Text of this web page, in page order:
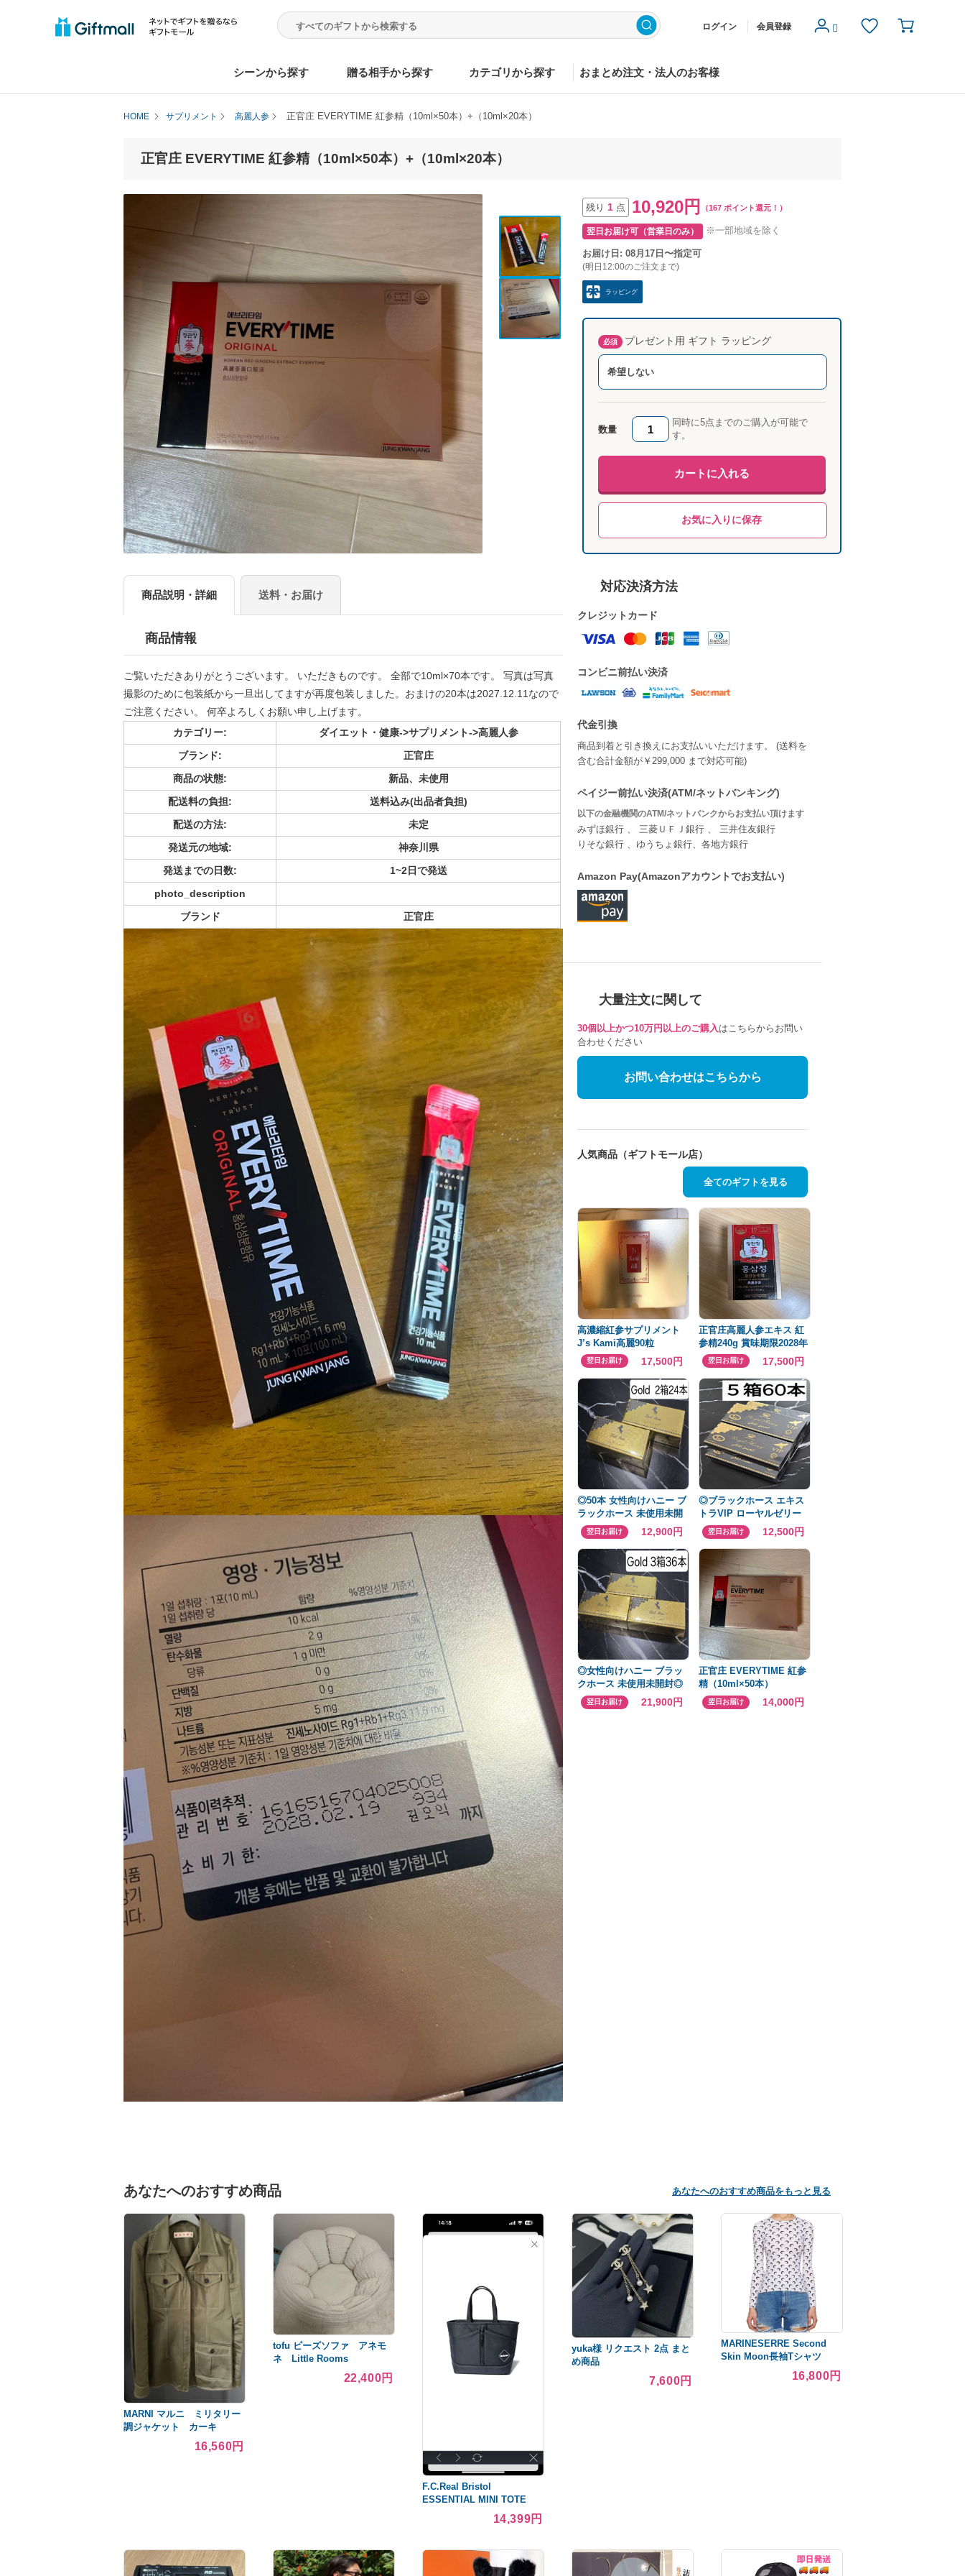
ログイン 会員登録
シーンから探す 贈る相手から探す カテゴリから探す おまとめ注文・法人のお客様
HOME サプリメント 高麗人参 正官庄 EVERYTIME 紅参精（10ml×50本）+（10ml×20本）
正官庄 EVERYTIME 紅参精（10ml×50本）+（10ml×20本）
商品説明・詳細 送料・お届け
商品情報
ご覧いただきありがとうございます。 いただきものです。 全部で10ml×70本です。 写真は写真
撮影のために包装紙から一旦出してますが再度包装しました。おまけの20本は2027.12.11なので
ご注意ください。 何卒よろしくお願い申し上げます。
カテゴリー:
ダイエット・健康->サプリメント->高麗人参
ブランド:
正官庄
商品の状態:
新品、未使用
配送料の負担:
送料込み(出品者負担)
配送の方法:
未定
発送元の地域:
神奈川県
発送までの日数:
1~2日で発送
photo_description
ブランド
正官庄
残り 1 点 10,920円 （167 ポイント還元！）
翌日お届け可（営業日のみ） ※一部地域を除く
お届け日: 08月17日〜指定可
(明日12:00のご注文まで)
ラッピング
必須 プレゼント用 ギフト ラッピング
希望しない
数量
同時に5点までのご購入が可能で
す。
カートに入れる
お気に入りに保存
対応決済方法
クレジットカード
コンビニ前払い決済
代金引換
商品到着と引き換えにお支払いいただけます。 (送料を
含む合計金額が￥299,000 まで対応可能)
ペイジー前払い決済(ATM/ネットバンキング)
以下の金融機関のATM/ネットバンクからお支払い頂けます
みずほ銀行 、 三菱ＵＦＪ銀行 、 三井住友銀行
りそな銀行 、ゆうちょ銀行、各地方銀行
Amazon Pay(Amazonアカウントでお支払い)
大量注文に関して
30個以上かつ10万円以上のご購入 はこちらからお問い
合わせください
お問い合わせはこちらから
人気商品（ギフトモール店）
全てのギフトを見る
高濃縮紅参サプリメント
J’s Kami高麗90粒
翌日お届け 17,500円
正官庄高麗人参エキス 紅
参精240g 賞味期限2028年
04月28日
翌日お届け 17,500円
◎50本 女性向けハニー ブ
ラックホース 未使用未開
封◎
翌日お届け 12,900円
◎ブラックホース エキス
トラVIP ローヤルゼリー
◎翌日お届け 12,500円
◎女性向けハニー ブラッ
クホース 未使用未開封◎
翌日お届け 21,900円
正官庄 EVERYTIME 紅参
精（10ml×50本）
+（10ml×20本）
翌日お届け 14,000円
あなたへのおすすめ商品 あなたへのおすすめ商品をもっと見る
MARNI マルニ ミリタリー
調ジャケット カーキ
16,560円
tofu ビーズソファ アネモ
ネ Little Rooms
22,400円
F.C.Real Bristol
ESSENTIAL MINI TOTE
14,399円
yuka様 リクエスト 2点 まと
め商品
7,600円
MARINESERRE Second
Skin Moon長袖Tシャツ
16,800円